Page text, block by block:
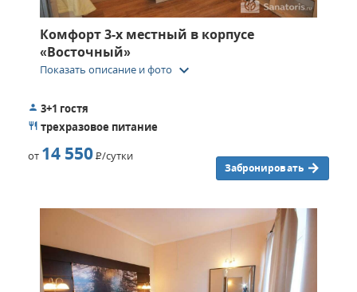
Комфорт 3-х местный в корпусе
«Восточный»
Показать описание и фото keyboard_arrow_down
3+1 гостя
трехразовое питание
от 14 550Р/сутки
Забронировать